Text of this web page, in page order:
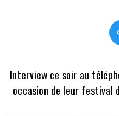
Interview ce soir au
occasion de leur festival